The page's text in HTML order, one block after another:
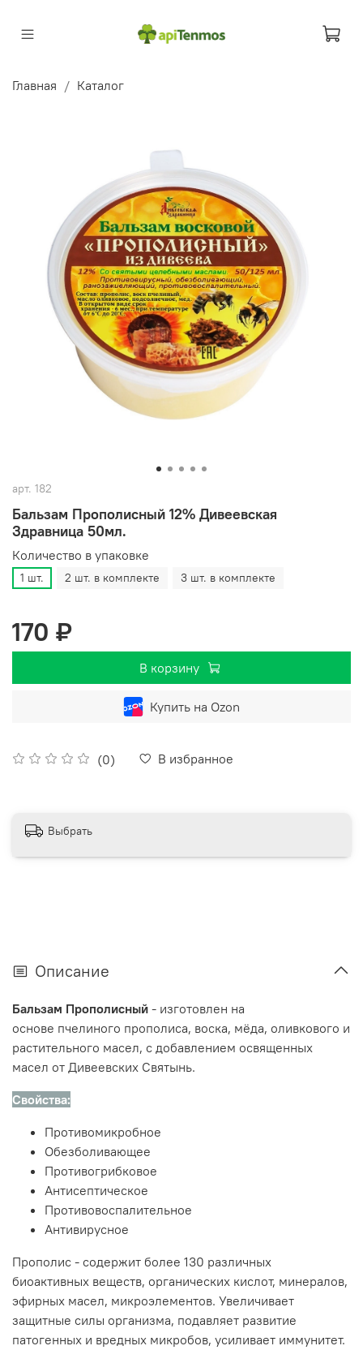
Главная Каталог
арт. 182
Бальзам Прополисный 12% Дивеевская
Здравница 50мл.
(0) В избранное
Количество в упаковке
1 шт. 2 шт. в комплекте 3 шт. в комплекте
170 ₽
В корзину
Купить на Ozon
Выбрать
Описание
Бальзам Прополисный - изготовлен на
основе пчелиного прополиса, воска, мёда, оливкового и
растительного масел, с добавлением освященных
масел от Дивеевских Святынь.
Свойства:
Противомикробное
Обезболивающее
Противогрибковое
Антисептическое
Противовоспалительное
Антивирусное
Прополис - содержит более 130 различных
биоактивных веществ, органических кислот, минералов,
эфирных масел, микроэлементов. Увеличивает
защитные силы организма, подавляет развитие
патогенных и вредных микробов, усиливает иммунитет.